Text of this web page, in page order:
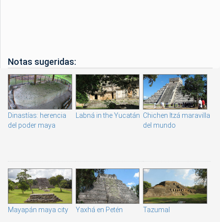
Notas sugeridas:
Dinastías: herencia
del poder maya
Labná in the Yucatán Chichen Itzá maravilla
del mundo
Mayapán maya city Yaxhá en Petén Tazumal